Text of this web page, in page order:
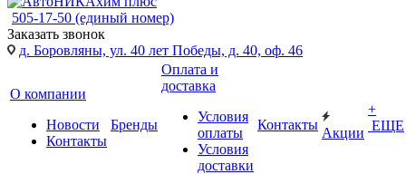
505-17-50 (единый номер)
Заказать звонок
д. Боровляны, ул. 40 лет Победы, д. 40, оф. 46
О компании
Новости
Контакты
Бренды
Оплата и
доставка
Условия
оплаты
Условия
доставки
Контакты
Акции
+
ЕЩЕ